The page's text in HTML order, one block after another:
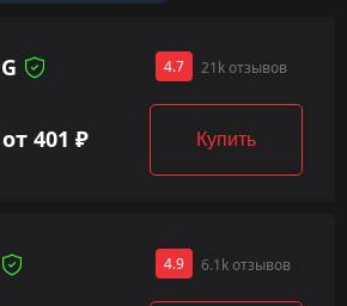
4.7 21k отзывов
от 401 ₽ Купить
4.9 6.1k отзывов